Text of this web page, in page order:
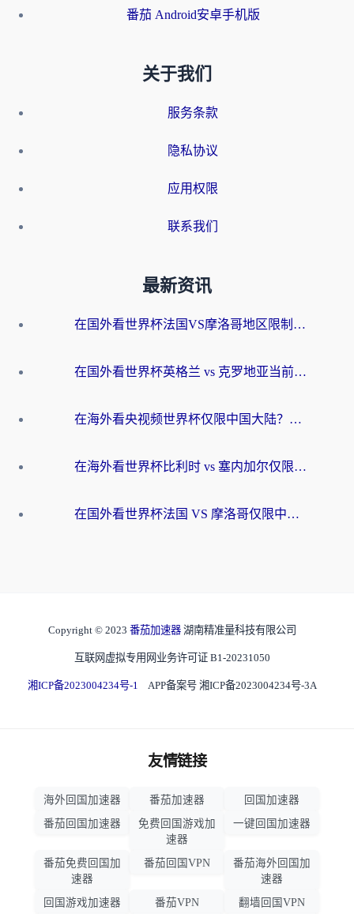
番茄 Android安卓手机版
关于我们
服务条款
隐私协议
应用权限
联系我们
最新资讯
在国外看世界杯法国VS摩洛哥地区限制？这篇指南让你流畅看中文解说无压力
在国外看世界杯英格兰 vs 克罗地亚当前地区不可播放？这篇指南帮你搞定所有海外观赛难题
在海外看央视频世界杯仅限中国大陆？这篇指南帮你解锁中文解说+无卡顿直播
在海外看世界杯比利时 vs 塞内加尔仅限中国大陆？我找到了最流畅的中文解说之路
在国外看世界杯法国 VS 摩洛哥仅限中国大陆？海外党这样看中文解说赛事不卡顿
Copyright © 2023 番茄加速器 湖南精准量科技有限公司
互联网虚拟专用网业务许可证 B1-20231050
湘ICP备2023004234号-1 APP备案号 湘ICP备2023004234号-3A
友情链接
海外回国加速器 番茄加速器
回国加速器
番茄回国加速器
免费回国游戏加
速器
一键回国加速器
番茄免费回国加
速器
番茄回国VPN
番茄海外回国加
速器
回国游戏加速器
番茄VPN 翻墙回国VPN